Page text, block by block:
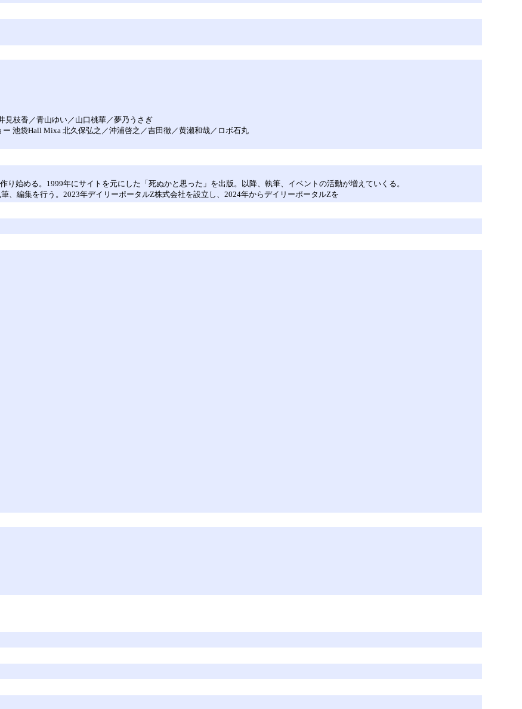
見枝香／青山ゆい／山口桃華／夢乃うさぎ
池袋Hall Mixa 北久保弘之／沖浦啓之／吉田徹／黄瀬和哉／ロボ石丸
り始める。1999年にサイトを元にした「死ぬかと思った」を出版。以降、執筆、イベントの活動が増えていくる。
、編集を行う。2023年デイリーポータルZ株式会社を設立し、2024年からデイリーポータルZを